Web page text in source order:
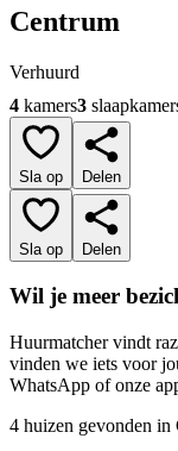
Centrum
Verhuurd
4 kamers3
Sla op Delen
Sla op Delen
Wil je meer
Huurmatcher vindt
vinden we iets voor
WhatsApp of onze
4 huizen gevonden in